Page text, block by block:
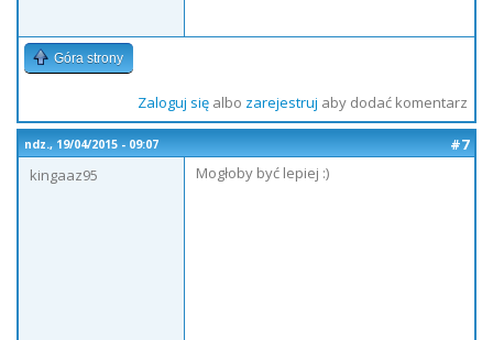
Góra strony
Zaloguj sięalbo zarejestruj aby dodać komentarz
ndz., 19/04/2015 - 09:07
#7
kingaaz95
Mogłoby być lepiej :)